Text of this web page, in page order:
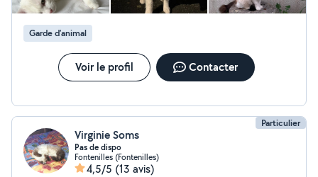
Garde d’animal
Voir le profil Contacter
Particulier
Virginie Soms
Pas de dispo
Fontenilles (Fontenilles)
4,5/5 (13 avis)